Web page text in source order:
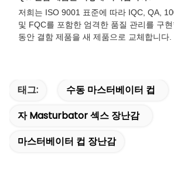
저희는 ISO 9001 표준에 따라 IQC, QA,
및 FQC를 포함한 엄격한 품질 관리를 구
동안 결함 제품을 새 제품으로 교체합니다.
태그:
수동 마스터베이터 컵
자 Masturbator 섹스 장난감
마스터베이터 컵 장난감